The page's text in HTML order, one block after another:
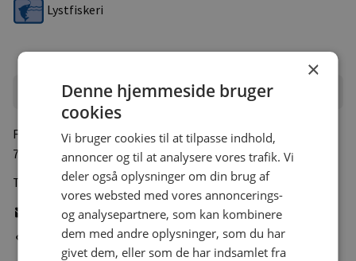
Lystfiskeri
Campingpladsen
Falhedevej 1, Trandum
7800 Skive
Tlf.:
+45 42190597
Skriv e-mail
Gå til pladsens hjemmeside
×
Denne hjemmeside bruger
cookies
Vi bruger cookies til at tilpasse indhold,
annoncer og til at analysere vores trafik. Vi
deler også oplysninger om din brug af
vores websted med vores annoncerings-
og analysepartnere, som kan kombinere
dem med andre oplysninger, som du har
givet dem, eller som de har indsamlet fra